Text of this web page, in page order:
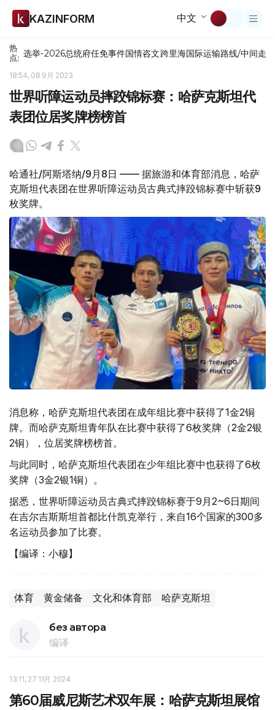
KAZINFORM 中文
热
点: 选举-2026总统府任免事件国情咨文跨里海国际运输路线/中间走廊
18:54, 08 9月 2023
世界听障运动员摔跤锦标赛：哈萨克斯坦代
表团位居奖牌榜榜首
哈通社/阿斯塔纳/9月8日 —— 据旅游和体育部消息，哈萨
克斯坦代表团在世界听障运动员古典式摔跤锦标赛中斩获9
枚奖牌。
消息称，哈萨克斯坦代表团在成年组比赛中获得了1金2铜
牌。而哈萨克斯坦青年队在比赛中获得了6枚奖牌（2金2银
2铜），位居奖牌榜榜首。
与此同时，哈萨克斯坦代表团在少年组比赛中也获得了6枚
奖牌（3金2银1铜）。
据悉，世界听障运动员古典式摔跤锦标赛于9月2~6日期间
在吉尔吉斯斯坦首都比什凯克举行，来自16个国家的300多
名运动员参加了比赛。
【编译：小穆】
体育 黄金储备 文化和体育部 哈萨克斯坦
без автора
编译
13:11, 27 11月 2024
第60届威尼斯艺术双年展：哈萨克斯坦展馆